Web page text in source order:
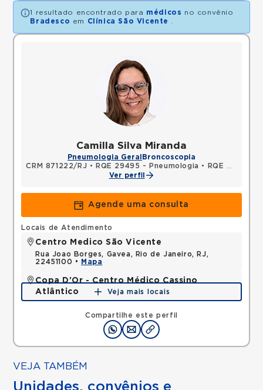
1 resultado encontrado para médicos no convênio
Bradesco em Clínica São Vicente
Camilla Silva Miranda
Pneumologia Geral Broncoscopia
CRM 871222/RJ • RQE 29495 - Pneumologia •
RQE 29496 - Clínica médica
Ver perfil
Agende uma consulta
Compartilhe este perfil
Locais de Atendimento
Centro Medico São Vicente
Rua Joao Borges, Gavea, Rio de Janeiro, RJ,
22451100 •
Mapa
Copa D'Or - Centro Médico Cassino
Atlântico
Avenida Atlantica, Copacabana, Rio de Janeiro, RJ,
22070002 •Mapa
Veja mais locais
VEJA TAMBÉM
Unidades, convênios e